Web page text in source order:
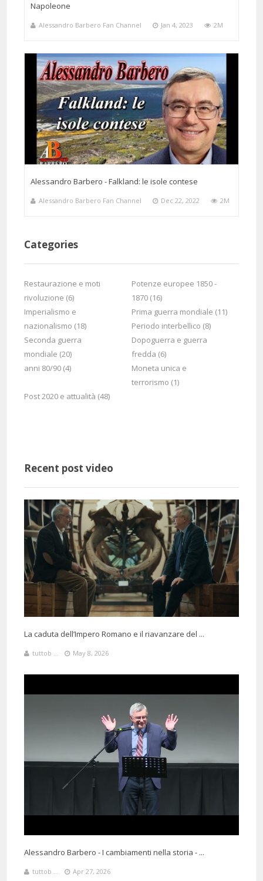
Napoleone
Alessandro Barbero Fan Channel Jan 4, 2023 2M
Alessandro Barbero - Falkland: le isole contese
Alessandro Barbero Fan Channel Dec 22, 2022 2M
Categories
Restaurazione e moti
rivoluzione (6)
Potenze europee 1850 -
1870 (16)
Imperialismo e
nazionalismo (18)
Prima guerra mondiale (11)
Periodo interbellico (8)
Seconda guerra
mondiale (20)
Dopoguerra e guerra
fredda (6)
anni 80/90 (4)
Moneta unica e
terrorismo (1)
Post 2020 e attualità (48)
Recent post video
La caduta dell’Impero Romano e il riavanzare del ...
tuttob ... May 8, 2026
Alessandro Barbero - I cambiamenti nella storia - ...
tuttob ... Apr 27, 2026